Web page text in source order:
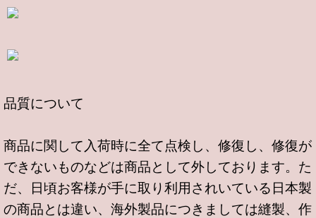
品質について
商品に関して入荷時に全て点検し、修復し、修復が
できないものなどは商品として外しております。た
だ、日頃お客様が手に取り利用されいている日本製
の商品とは違い、海外製品につきましては縫製、作